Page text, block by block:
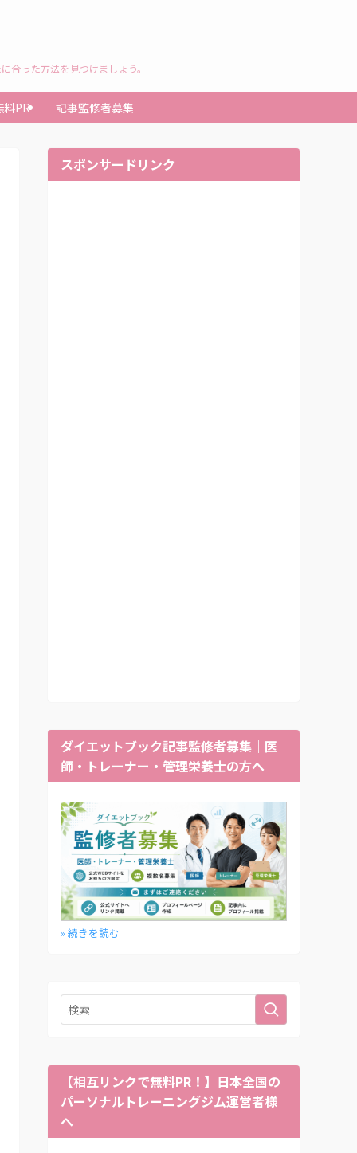
合った方法を見つけましょう。
料PR 記事監修者募集
スポンサードリンク
ダイエットブック記事監修者募集｜医
師・トレーナー・管理栄養士の方へ
» 続きを読む
【相互リンクで無料PR！】日本全国の
パーソナルトレーニングジム運営者様
へ